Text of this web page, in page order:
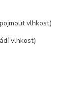
vlhkost)
vlhkost)